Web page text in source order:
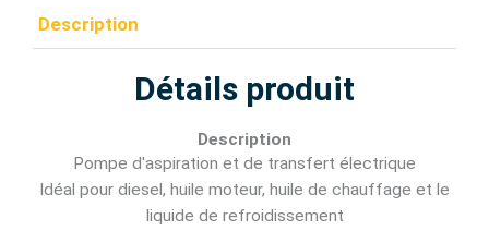
Description
Détails produit
Description
Pompe d'aspiration et de transfert électrique
Idéal pour diesel, huile moteur, huile de chauffage et le
liquide de refroidissement